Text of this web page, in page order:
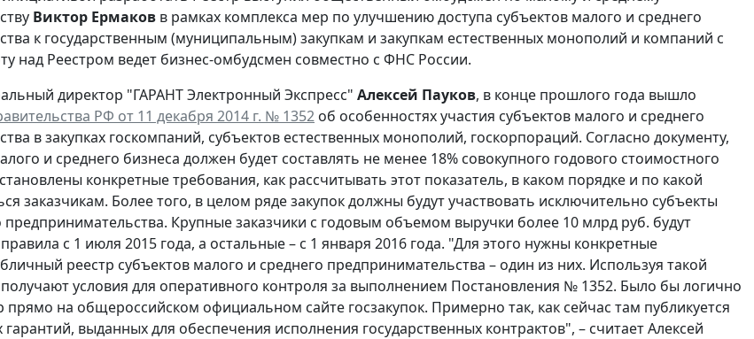
Виктор Ермаков в рамках комплекса мер по улучшению доступа субъектов малого и среднего
к государственным (муниципальным) закупкам и закупкам естественных монополий и компаний с
над Реестром ведет бизнес-омбудсмен совместно с ФНС России.
директор "ГАРАНТ Электронный Экспресс" Алексей Пауков, в конце прошлого года вышло
РФ от 11 декабря 2014 г. № 1352 об особенностях участия субъектов малого и среднего
в закупках госкомпаний, субъектов естественных монополий, госкорпораций. Согласно документу,
и среднего бизнеса должен будет составлять не менее 18% совокупного годового стоимостного
конкретные требования, как рассчитывать этот показатель, в каком порядке и по какой
заказчикам. Более того, в целом ряде закупок должны будут участвовать исключительно субъекты
предпринимательства. Крупные заказчики с годовым объемом выручки более 10 млрд руб. будут
с 1 июля 2015 года, а остальные – с 1 января 2016 года. "Для этого нужны конкретные
реестр субъектов малого и среднего предпринимательства – один из них. Используя такой
получают условия для оперативного контроля за выполнением Постановления № 1352. Было бы логично
прямо на общероссийском официальном сайте госзакупок. Примерно так, как сейчас там публикуется
гарантий, выданных для обеспечения исполнения государственных контрактов", – считает Алексей